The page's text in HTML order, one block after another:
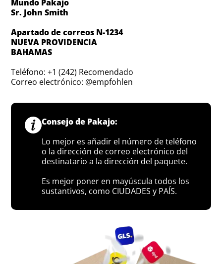
Mundo Pakajo
Sr. John Smith
Apartado de correos N-1234
NUEVA PROVIDENCIA
BAHAMAS
Teléfono: +1 (242) Recomendado
Correo electrónico: @empfohlen
Consejo de Pakajo:
Lo mejor es añadir el número de teléfono
o la dirección de correo electrónico del
destinatario a la dirección del paquete.
Es mejor poner en mayúscula todos los
sustantivos, como CIUDADES y PAÍS.